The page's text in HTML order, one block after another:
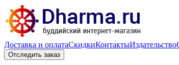
Доставка и оплатаСкидкиКонтактыИздательство
Отследить заказ